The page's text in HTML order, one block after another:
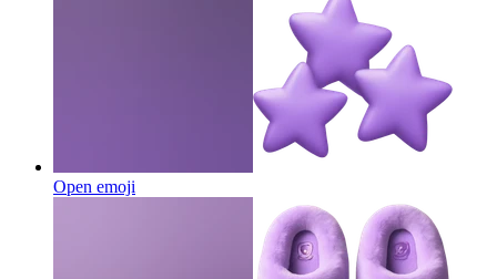
Open emoji